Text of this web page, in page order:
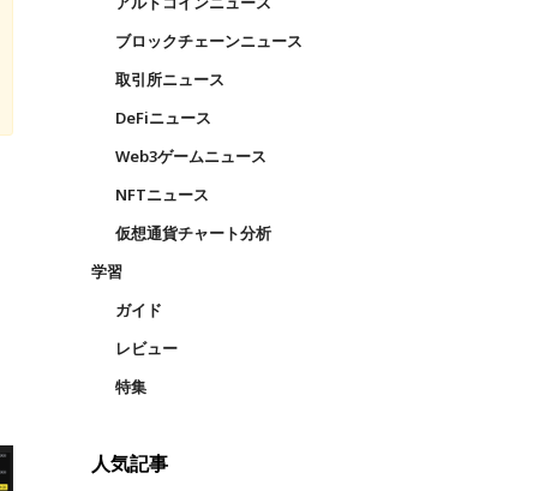
ブロックチェーンニュース
取引所ニュース
DeFiニュース
Web3ゲームニュース
NFTニュース
仮想通貨チャート分析
学習
ガイド
レビュー
特集
人気記事